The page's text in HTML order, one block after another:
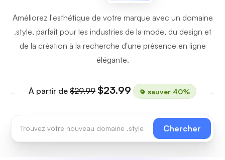
Améliorez l'esthétique de votre marque avec un domaine
.style, parfait pour les industries de la mode, du design et
de la création à la recherche d'une présence en ligne
élégante.
À partir de $29.99 $23.99 sauver 40%
Chercher